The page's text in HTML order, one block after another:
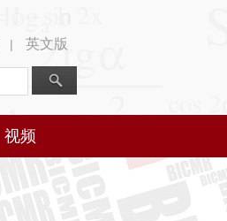
| 英文版
视频